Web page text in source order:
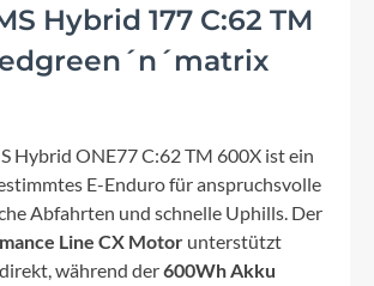
Hybrid 177 C:62 TM
Hybrid ONE77 C:62 TM 600X ist ein
E-Enduro für anspruchsvolle
Abfahrten und schnelle Uphills. Der
Line CX Motor unterstützt
während der600Wh Akku